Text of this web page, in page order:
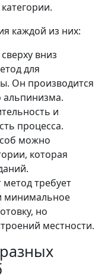
каждой из них:
вниз
для
Он производится
и
процесса.
можно
которая
требует
минимальное
но
местности.